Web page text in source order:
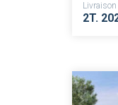
Livraison
2T.